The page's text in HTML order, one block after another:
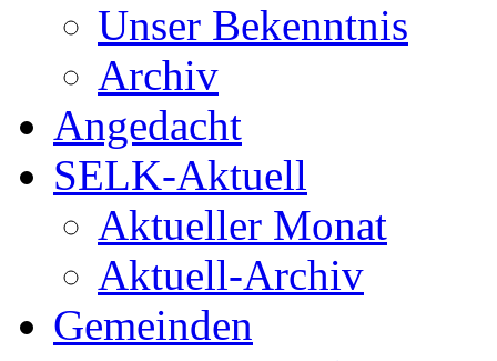
Unser Bekenntnis
Archiv
Angedacht
SELK-Aktuell
Aktueller Monat
Aktuell-Archiv
Gemeinden